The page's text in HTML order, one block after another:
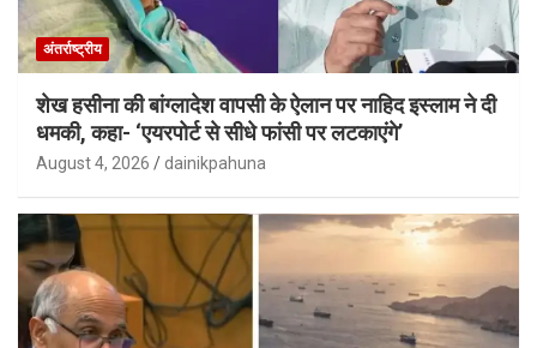
अंतर्राष्ट्रीय
शेख हसीना की बांग्लादेश वापसी के ऐलान पर नाहिद इस्लाम ने दी
धमकी, कहा- ‘एयरपोर्ट से सीधे फांसी पर लटकाएंगे’
August 4, 2026 dainikpahuna